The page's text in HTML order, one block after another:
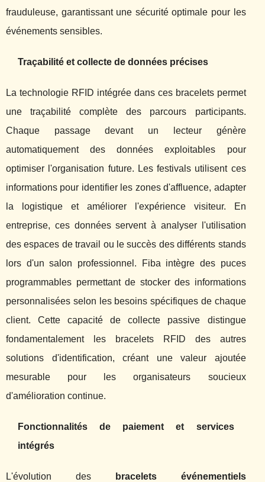
frauduleuse, garantissant une sécurité optimale pour les
événements sensibles.
Traçabilité et collecte de données précises
La technologie RFID intégrée dans ces bracelets permet
une traçabilité complète des parcours participants.
Chaque passage devant un lecteur génère
automatiquement des données exploitables pour
optimiser l'organisation future. Les festivals utilisent ces
informations pour identifier les zones d'affluence, adapter
la logistique et améliorer l'expérience visiteur. En
entreprise, ces données servent à analyser l'utilisation
des espaces de travail ou le succès des différents stands
lors d'un salon professionnel. Fiba intègre des puces
programmables permettant de stocker des informations
personnalisées selon les besoins spécifiques de chaque
client. Cette capacité de collecte passive distingue
fondamentalement les bracelets RFID des autres
solutions d'identification, créant une valeur ajoutée
mesurable pour les organisateurs soucieux
d'amélioration continue.
Fonctionnalités de paiement et services
intégrés
L'évolution des
bracelets événementiels